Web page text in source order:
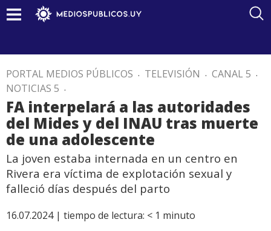
PORTAL MEDIOS PÚBLICOS . TELEVISIÓN . CANAL 5 .
NOTICIAS 5 .
FA interpelará a las autoridades
del Mides y del INAU tras muerte
de una adolescente
La joven estaba internada en un centro en
Rivera era víctima de explotación sexual y
falleció días después del parto
16.07.2024 | tiempo de lectura: < 1 minuto